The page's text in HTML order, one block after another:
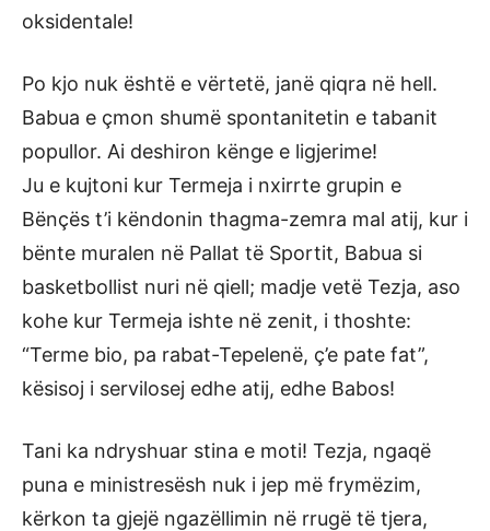
oksidentale!
Po kjo nuk është e vërtetë, janë qiqra në hell.
Babua e çmon shumë spontanitetin e tabanit
popullor. Ai deshiron kënge e ligjerime!
Ju e kujtoni kur Termeja i nxirrte grupin e
Bënçës t’i këndonin thagma-zemra mal atij, kur i
bënte muralen në Pallat të Sportit, Babua si
basketbollist nuri në qiell; madje vetë Tezja, aso
kohe kur Termeja ishte në zenit, i thoshte:
“Terme bio, pa rabat-Tepelenë, ç’e pate fat”,
kësisoj i servilosej edhe atij, edhe Babos!
Tani ka ndryshuar stina e moti! Tezja, ngaqë
puna e ministresësh nuk i jep më frymëzim,
kërkon ta gjejë ngazëllimin në rrugë të tjera,